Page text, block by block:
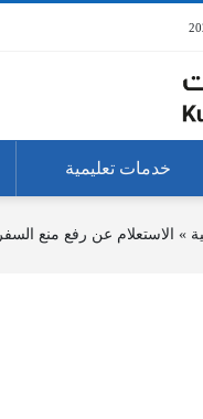
خدمات تعليمية
» الاستعلام عن رفع منع